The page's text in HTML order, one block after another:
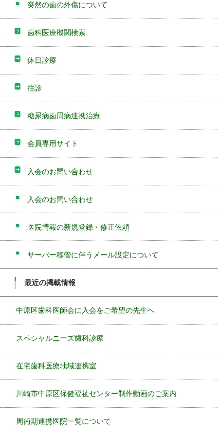
突然の歯の外傷について
歯科医療機関検索
休日診療
往診
糖尿病歯周病連携治療
会員専用サイト
入会のお問い合わせ
入会のお問い合わせ
医院情報の新規登録・修正依頼
サーバー移管に伴うメール設定について
最近の掲載情報
中原区歯科医師会に入会をご希望の先生へ
スペシャルニーズ歯科診療
在宅歯科医療地域連携室
川崎市中原区保健福祉センター制作動画のご案内
周術期連携医院一覧について